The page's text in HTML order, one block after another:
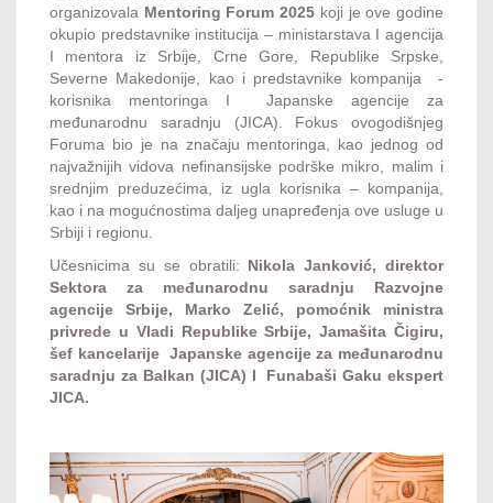
organizovala Mentoring Forum 2025 koji je ove godine
okupio predstavnike institucija – ministarstava I agencija
I mentora iz Srbije, Crne Gore, Republike Srpske,
Severne Makedonije, kao i predstavnike kompanija -
korisnika mentoringa I Japanske agencije za
međunarodnu saradnju (JICA). Fokus ovogodišnjeg
Foruma bio je na značaju mentoringa, kao jednog od
najvažnijih vidova nefinansijske podrške mikro, malim i
srednjim preduzećima, iz ugla korisnika – kompanija,
kao i na mogućnostima daljeg unapređenja ove usluge u
Srbiji i regionu.
Učesnicima su se obratili: Nikola Janković, direktor
Sektora za međunarodnu saradnju Razvojne
agencije Srbije, Marko Zelić, pomoćnik ministra
privrede u Vladi Republike Srbije, Jamašita Čigiru,
šef kancelarije Japanske agencije za međunarodnu
saradnju za Balkan (JICA) I Funabaši Gaku ekspert
JICA.